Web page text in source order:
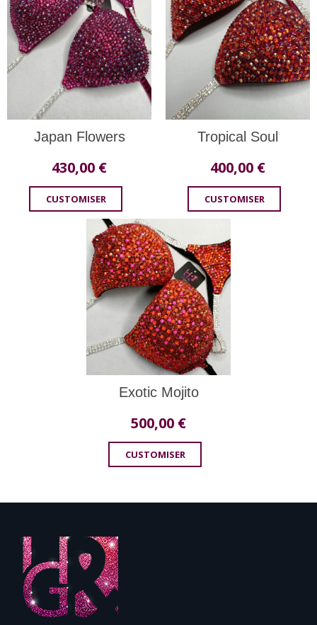
Japan Flowers
430,00 €
CUSTOMISER
Tropical Soul
400,00 €
CUSTOMISER
Exotic Mojito
500,00 €
CUSTOMISER